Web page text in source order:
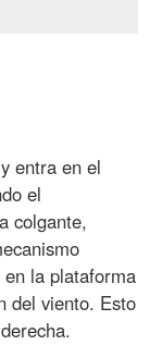
entra en el
el
colgante,
la plataforma
del viento. Esto